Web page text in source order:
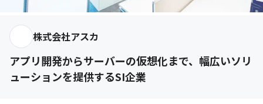
株式会社アスカ
アプリ開発からサーバーの仮想化まで、幅広いソリ
ューションを提供するSI企業